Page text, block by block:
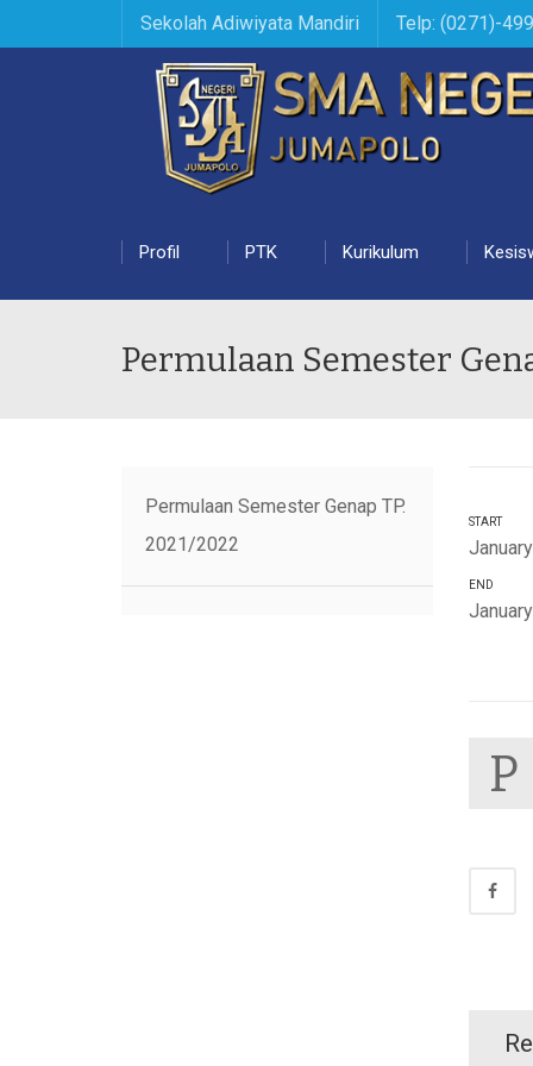
Sekolah Adiwiyata Mandiri Telp: (0271)-
Profil PTK Kurikulum
Permulaan Semester
Permulaan Semester Genap TP.
2021/2022
START
END
P